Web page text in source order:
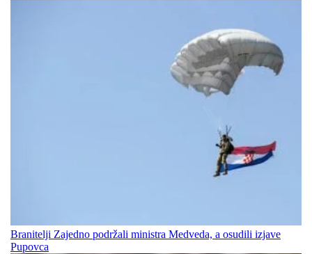
Branitelji Zajedno podržali ministra Medveda, a osudili izjave
Pupovca